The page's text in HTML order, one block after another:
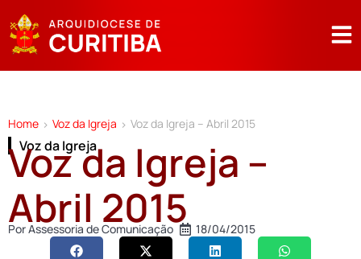
Home > Voz da Igreja > Voz da Igreja – Abril 2015
Voz da Igreja
Voz da Igreja –
Abril 2015
PorAssessoria de Comunicação 18/04/2015